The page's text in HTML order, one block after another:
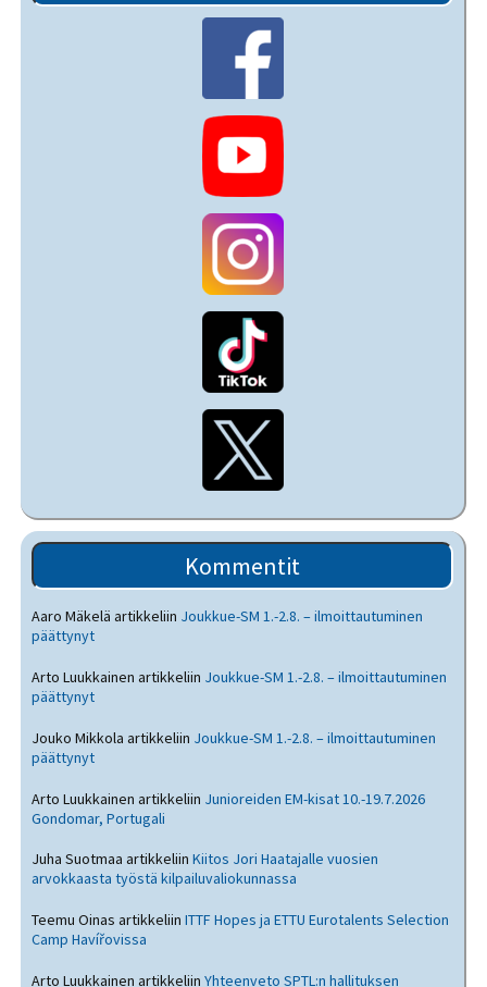
Kommentit
Aaro Mäkelä artikkeliin Joukkue-SM 1.-2.8. – ilmoittautuminen
päättynyt
Arto Luukkainen artikkeliin Joukkue-SM 1.-2.8. – ilmoittautuminen
päättynyt
Jouko Mikkola artikkeliin Joukkue-SM 1.-2.8. – ilmoittautuminen
päättynyt
Arto Luukkainen artikkeliin Junioreiden EM-kisat 10.-19.7.2026
Gondomar, Portugali
Juha Suotmaa artikkeliinKiitos Jori Haatajalle vuosien
arvokkaasta työstä kilpailuvaliokunnassa
Teemu Oinas artikkeliinITTF Hopes ja ETTU Eurotalents Selection
Camp Havířovissa
Arto Luukkainen artikkeliinYhteenveto SPTL:n hallituksen